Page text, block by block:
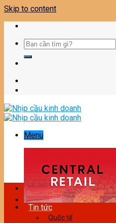
Skip to content
Menu
Tin tức
Quốc tế